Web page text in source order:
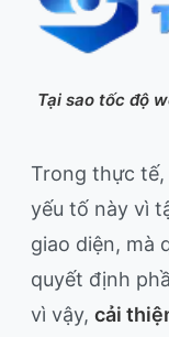
Tại sao tốc độ
Trong thực tế,
yếu tố này vì
giao diện, mà
quyết định
vì vậy, cải